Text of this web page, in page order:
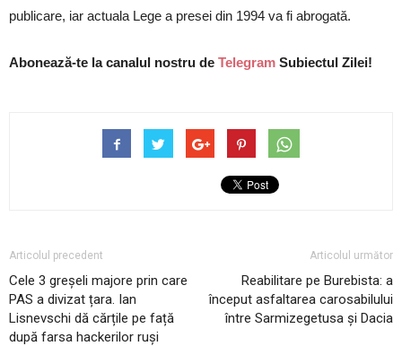
publicare, iar actuala Lege a presei din 1994 va fi abrogată.
Abonează-te la canalul nostru de Telegram Subiectul Zilei!
Articolul precedent
Cele 3 greșeli majore prin care
PAS a divizat țara. Ian
Lisnevschi dă cărțile pe față
după farsa hackerilor ruși
Articolul următor
Reabilitare pe Burebista: a
început asfaltarea carosabilului
între Sarmizegetusa și Dacia